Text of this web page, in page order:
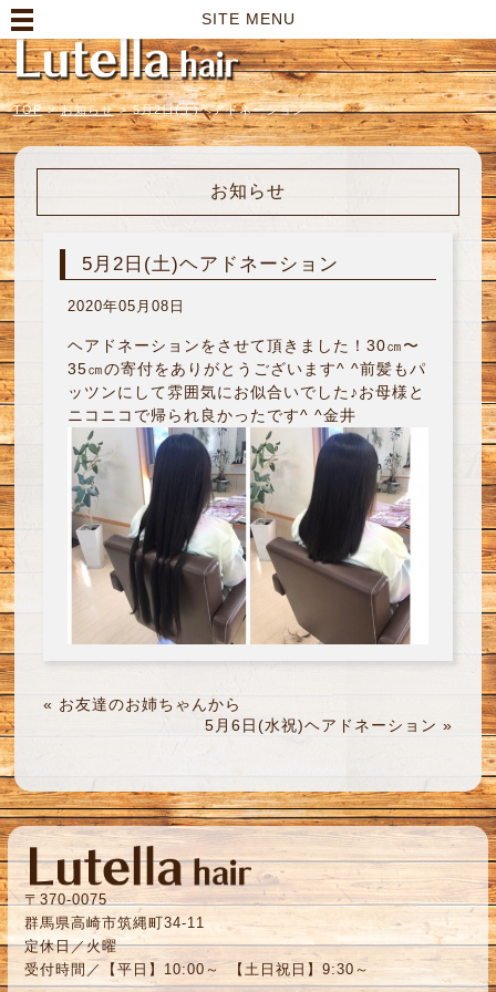
SITE MENU
TOP > お知らせ > 5月2日(土)ヘアドネーション
お知らせ
5月2日(土)ヘアドネーション
2020年05月08日
ヘアドネーションをさせて頂きました！30㎝〜
35㎝の寄付をありがとうございます^ ^前髪もパ
ッツンにして雰囲気にお似合いでした♪お母様と
ニコニコで帰られ良かったです^ ^金井
« お友達のお姉ちゃんから
5月6日(水祝)ヘアドネーション »
〒370-0075
群馬県高崎市筑縄町34-11
定休日／火曜
受付時間／【平日】10:00～ 【土日祝日】9:30～